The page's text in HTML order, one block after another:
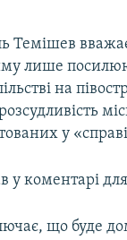
Темішев
лише
на
у
у коментарі для
що буде